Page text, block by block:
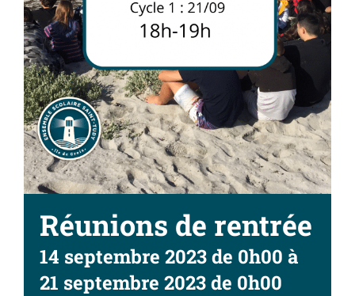
Réunions de rentrée
14 septembre 2023 de 0h00 à
21 septembre 2023 de 0h00